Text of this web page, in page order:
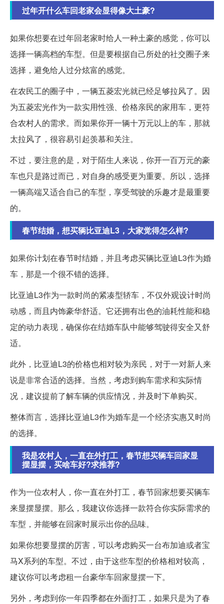
过年开什么车回老家会显得像大土豪?
如果你想要在过年回老家时给人一种土豪的感觉，你可以
选择一辆高档的车型。但是要根据自己所处的社交圈子来
选择，避免给人过分炫富的感觉。
在农民工的圈子中，一辆五菱宏光就已经足够拉风了。因
为五菱宏光作为一款实用性强、价格亲民的家用车，更符
合农村人的需求。而如果你开一辆十万元以上的车，那就
太拉风了，很容易引起羡慕和关注。
不过，要注意的是，对于陌生人来说，你开一百万元的豪
车也只是路过而已，对自身的感受更为重要。所以，选择
一辆高端又适合自己的车型，享受驾驶的乐趣才是最重要
的。
春节结婚，想买辆比亚迪L3，大家觉得怎么样?
如果你计划在春节时结婚，并且考虑买辆比亚迪L3作为婚
车，那是一个很不错的选择。
比亚迪L3作为一款时尚的紧凑型轿车，不仅外观设计时尚
动感，而且内饰豪华舒适。它还拥有出色的油耗性能和稳
定的动力表现，确保你在结婚车队中能够驾驶得安全又舒
适。
此外，比亚迪L3的价格也相对较为亲民，对于一对新人来
说是非常合适的选择。当然，考虑到购车需求和实际情
况，建议提前了解车辆的供应情况，并及时下单购买。
整体而言，选择比亚迪L3作为婚车是一个经济实惠又时尚
的选择。
我是农村人，一直在外打工，春节想买辆车回家显
摆显摆，买啥车好?求推荐?
作为一位农村人，你一直在外打工，春节回家想要买辆车
来显摆显摆。那么，我建议你选择一款符合你实际需求的
车型，并能够在回家时展示出你的品味。
如果你想要显摆的厉害，可以考虑购买一台布加迪或者宝
马X系列的车型。不过，由于这些车型的价格相对较高，
建议你可以考虑租一台豪华车回家显摆一下。
另外，考虑到你一年四季都在外面打工，如果只是为了春